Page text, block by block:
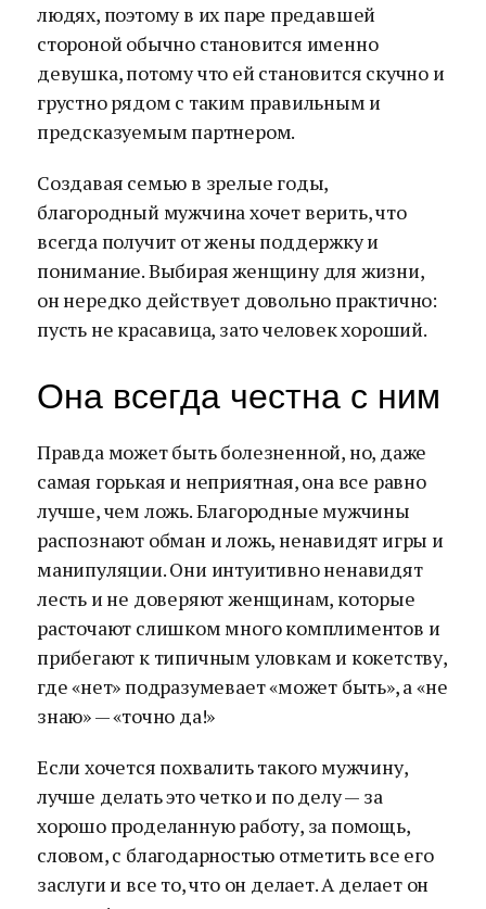
людях, поэтому в их паре предавшей
стороной обычно становится именно
девушка, потому что ей становится скучно и
грустно рядом с таким правильным и
предсказуемым партнером.
Создавая семью в зрелые годы,
благородный мужчина хочет верить, что
всегда получит от жены поддержку и
понимание. Выбирая женщину для жизни,
он нередко действует довольно практично:
пусть не красавица, зато человек хороший.
Она всегда честна с ним
Правда может быть болезненной, но, даже
самая горькая и неприятная, она все равно
лучше, чем ложь. Благородные мужчины
распознают обман и ложь, ненавидят игры и
манипуляции. Они интуитивно ненавидят
лесть и не доверяют женщинам, которые
расточают слишком много комплиментов и
прибегают к типичным уловкам и кокетству,
где «нет» подразумевает «может быть», а «не
знаю» — «точно да!»
Если хочется похвалить такого мужчину,
лучше делать это четко и по делу — за
хорошо проделанную работу, за помощь,
словом, с благодарностью отметить все его
заслуги и все то, что он делает. А делает он